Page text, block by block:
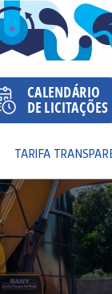
TARIFA